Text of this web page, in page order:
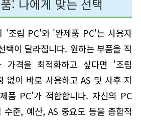
: 나에게 맞는 선택
'조립 PC'와 '완제품 PC'는 사용자
택이 달라집니다. 원하는 부품을 직
가격을 최적화하고 싶다면 '조립
없이 바로 사용하고 AS 및 사후 지
품 PC'가 적합합니다. 자신의 PC
준, 예산, AS 중요도 등을 종합적